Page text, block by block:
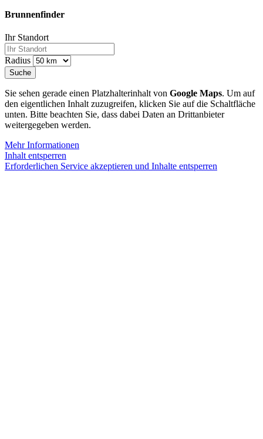
Brunnenfinder
Ihr Standort
Radius
Sie sehen gerade einen Platzhalterinhalt von Google Maps. Um auf
den eigentlichen Inhalt zuzugreifen, klicken Sie auf die Schaltfläche
unten. Bitte beachten Sie, dass dabei Daten an Drittanbieter
weitergegeben werden.
Mehr Informationen
Inhalt entsperren
Erforderlichen Service akzeptieren und Inhalte entsperren